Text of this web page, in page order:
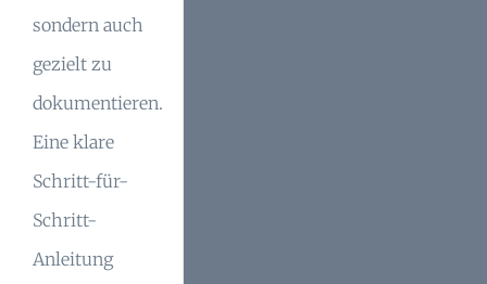
sondern auch
gezielt zu
dokumentieren.
Eine klare
Schritt-für-
Schritt-
Anleitung